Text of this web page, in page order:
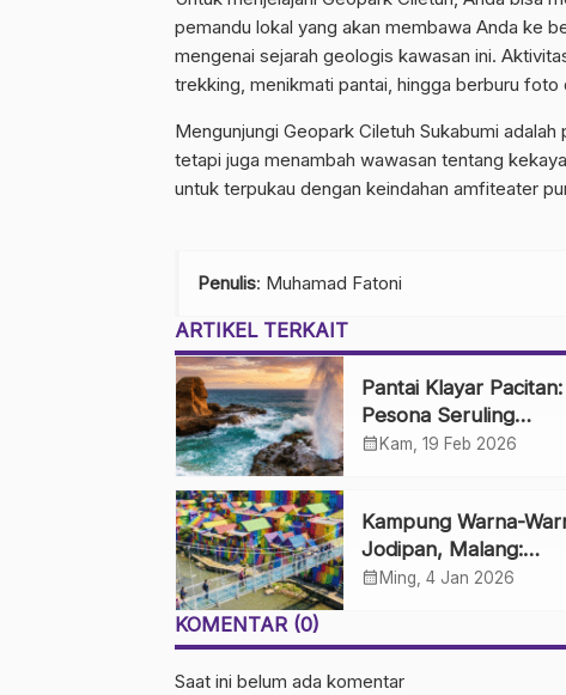
pemandu lokal yang akan membawa Anda ke
mengenai sejarah geologis kawasan ini.
trekking, menikmati pantai, hingga berburu foto
Mengunjungi Geopark Ciletuh Sukabumi
tetapi juga menambah wawasan tentang
untuk terpukau dengan keindahan amfiteater
Penulis: Muhamad Fatoni
ARTIKEL TERKAIT
Pantai Klayar Pacitan:
Pesona Seruling
Samudra dan Batu
calendar_month Kam, 19 Feb 2026
Kampung Warna-
Jodipan, Malang:
Perkampungan Kumuh
calendar_month Ming, 4 Jan 2026
KOMENTAR (0)
Saat ini belum ada komentar